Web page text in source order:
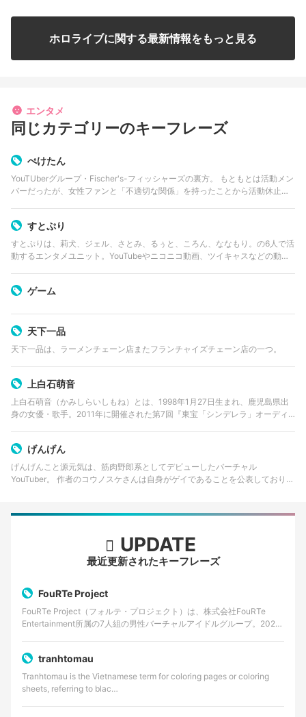
ホロライブに関する最新情報をもっと見る
エンタメ
同じカテゴリーのキーフレーズ
ぺけたん
YouTUberグループ・Fischer's-フィッシャーズの裏方。 もともとは活動メン
バーだったが、女性ファンと「不適切な関係」を持ったことから活動休止。
すとぷり
すとぷりは、莉犬、ジェル、さとみ、るぅと、ころん、ななもり。の6人で活
動するエンタメユニット。YouTubeやニコニコ動画、ツイキャスなどの動画
ゲーム
天下一品
天下一品は、ラーメンチェーン店またフランチャイズチェーン店の一つ。
上白石萌音
上白石萌音（かみしらいしもね）とは、1998年1月27日生まれ、鹿児島県出
身の女優・歌手。2011年に開催された第7回『東宝「シンデレラ」オーディ
げんげん
げんげんこと源元気は、筋肉野郎系としてデビューしたバーチャル
YouTuber。 作者のコウノスケさんは自身がゲイであることを公表しており、
UPDATE
最近更新されたキーフレーズ
FouRTe Project
FouRTe Project（フォルテ・プロジェクト）は、株式会社FouRTe
Entertainment所属の7人組の男性バーチャルアイドルグループ。2025
tranhtomau
Tranhtomau is the Vietnamese term for coloring pages or coloring
sheets, referring to blac…